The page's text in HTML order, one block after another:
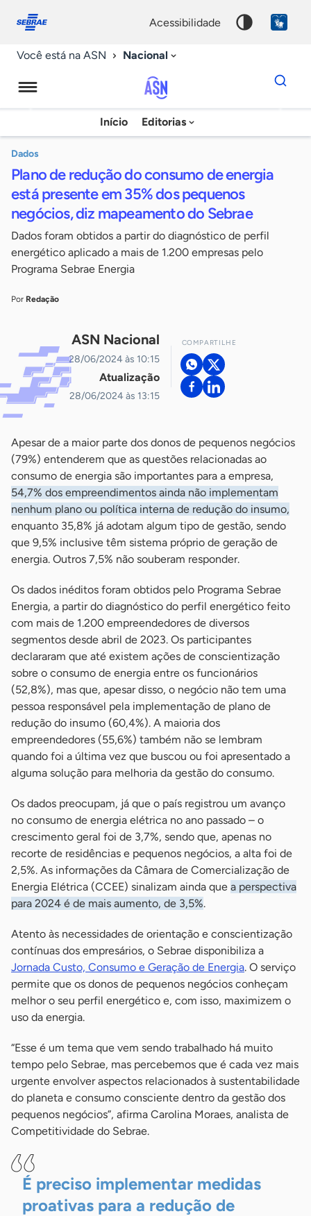
conosco
acessibilidade
Você está na ASN Nacional
Agência
Sebrae
Notícias
Início Editorias
Dados
para
chave
Dados
Plano de redução do consumo de energia
está presente em 35% dos pequenos
negócios, diz mapeamento do Sebrae
Dados foram obtidos a partir do diagnóstico de perfil
energético aplicado a mais de 1.200 empresas pelo
Programa Sebrae Energia
Por Redação
ASN Nacional
28/06/2024 às 10:15
Atualização
28/06/2024 às 13:15
COMPARTILHE
Apesar de a maior parte dos donos de pequenos negócios
(79%) entenderem que as questões relacionadas ao
consumo de energia são importantes para a empresa,
54,7% dos empreendimentos ainda não implementam
nenhum plano ou política interna de redução do insumo,
enquanto 35,8% já adotam algum tipo de gestão, sendo
que 9,5% inclusive têm sistema próprio de geração de
energia. Outros 7,5% não souberam responder.
Os dados inéditos foram obtidos pelo Programa Sebrae
Energia, a partir do diagnóstico do perfil energético feito
com mais de 1.200 empreendedores de diversos
segmentos desde abril de 2023. Os participantes
declararam que até existem ações de conscientização
sobre o consumo de energia entre os funcionários
(52,8%), mas que, apesar disso, o negócio não tem uma
pessoa responsável pela implementação de plano de
redução do insumo (60,4%). A maioria dos
empreendedores (55,6%) também não se lembram
quando foi a última vez que buscou ou foi apresentado a
alguma solução para melhoria da gestão do consumo.
Os dados preocupam, já que o país registrou um avanço
no consumo de energia elétrica no ano passado – o
crescimento geral foi de 3,7%, sendo que, apenas no
recorte de residências e pequenos negócios, a alta foi de
2,5%. As informações da Câmara de Comercialização de
Energia Elétrica (CCEE) sinalizam ainda que a perspectiva
para 2024 é de mais aumento, de 3,5%.
Atento às necessidades de orientação e conscientização
contínuas dos empresários, o Sebrae disponibiliza a
Jornada Custo, Consumo e Geração de Energia. O serviço
permite que os donos de pequenos negócios conheçam
melhor o seu perfil energético e, com isso, maximizem o
uso da energia.
“Esse é um tema que vem sendo trabalhado há muito
tempo pelo Sebrae, mas percebemos que é cada vez mais
urgente envolver aspectos relacionados à sustentabilidade
do planeta e consumo consciente dentro da gestão dos
pequenos negócios”, afirma Carolina Moraes, analista de
Competitividade do Sebrae.
É preciso implementar medidas
proativas para a redução de